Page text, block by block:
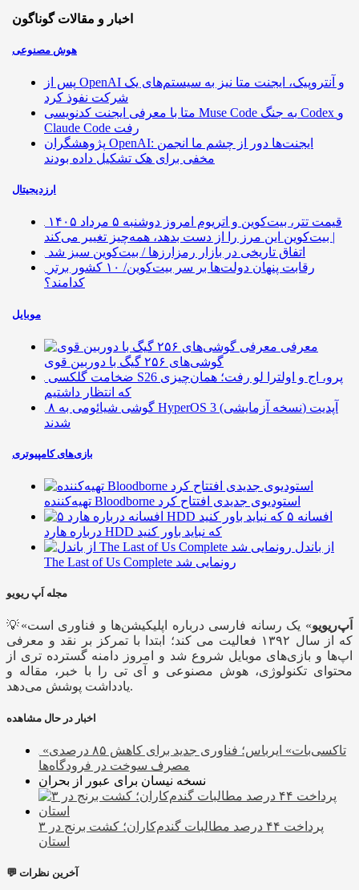
اخبار و مقالات گوناگون
هوش مصنوعی
پس از OpenAI و آنتروپیک، ایجنت متا نیز به سیستم‌های یک
شرکت نفوذ کرد
متا با معرفی ایجنت کدنویسی Muse Code به جنگ Codex و
Claude Code رفت
پژوهشگران OpenAI: ایجنت‌ها دور از چشم ما انجمن
مخفی برای هک تشکیل داده بودند
ارزدیجیتال
قیمت تتر، بیت‌کوین و اتریوم امروز دوشنبه ۵ مرداد ۱۴۰۵
| بیت‌کوین این مرز را از دست بدهد، همه‌چیز تغییر می‌کند
اتفاق تاریخی در بازار رمزارزها / بیت‌کوین سبز شد
رقابت پنهان دولت‌ها بر سر بیت‌کوین/ ۱۰ کشور برتر
کدامند؟
موبایل
معرفی
گوشی‌های ۲۵۶ گیگ با دوربین قوی
ضخامت گلکسی S26 پرو، اج و اولترا لو رفت؛ همان‌چیزی
که انتظار داشتیم
۸ گوشی شیائومی به HyperOS 3 (نسخه آزمایشی) آپدیت
شدند
بازی‌های کامپیوتری
تهیه‌کننده Bloodborne استودیوی جدیدی افتتاح کرد
۵ افسانه
درباره هارد HDD که نباید باور کنید
از باندل
The Last of Us Complete رونمایی شد
مجله اَپ ریویو
💡« اَپ‌ریویو» یک رسانه فارسی درباره اپلیکیشن‌ها و فناوری است
که از سال ۱۳۹۲ فعالیت می کند؛ ابتدا با تمرکز بر نقد و معرفی
اپ‌ها و بازی‌های موبایل شروع شد و امروز دامنه گسترده تری از
محتوای تکنولوژی، هوش مصنوعی و آی تی را با خبر، مقاله و
یادداشت پوشش می‌دهد.
اخبار در حال مشاهده
«تاکسی‌بات» ایرباس؛ فناوری جدید برای کاهش ۸۵ درصدی
مصرف سوخت در فرودگاه‌ها
نسخه نیسان برای عبور از بحران
پرداخت ۴۴ درصد مطالبات گندم‌کاران؛ کشت برنج در ۳
استان
💬 آخرین نظرات